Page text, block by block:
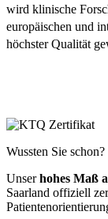
wird klinische
europäischen und
höchster Qualität
Wussten Sie schon?
Unserhohes Maß
Saarland offiziell